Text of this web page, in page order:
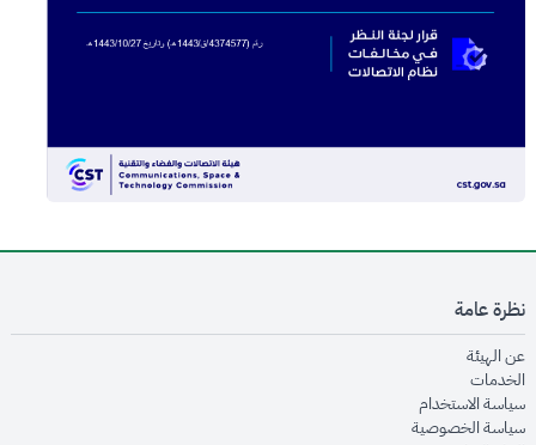
نظرة عامة
عن الهيئةopens in new window
الخدماتopens in new window
سياسة الاستخدام
سياسة الخصوصيةopens in new window